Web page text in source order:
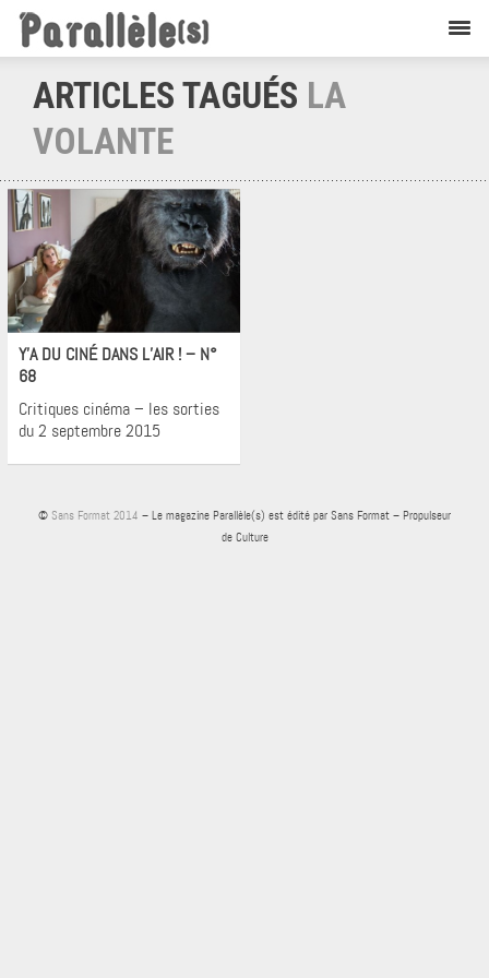
ARTICLES TAGUÉS LA
VOLANTE
Cinéma
Y’A DU CINÉ DANS L’AIR ! – N°
68
Critiques cinéma – les sorties
du 2 septembre 2015
© Sans Format 2014 – Le magazine Parallèle(s) est édité par Sans Format – Propulseur
de Culture